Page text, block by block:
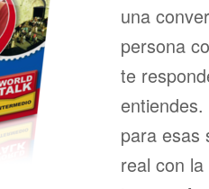
una
persona
te
para esas
real con